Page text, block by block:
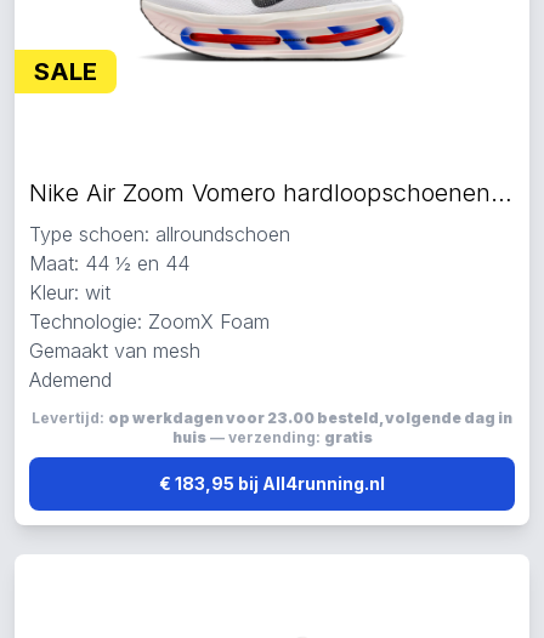
SALE
Nike Air Zoom Vomero hardloopschoenen wit
Type schoen: allroundschoen
Maat: 44 ½ en 44
Kleur: wit
Technologie: ZoomX Foam
Gemaakt van mesh
Ademend
Levertijd: op werkdagen voor 23.00 besteld, volgende dag in
huis— verzending: gratis
€ 183,95 bij All4running.nl